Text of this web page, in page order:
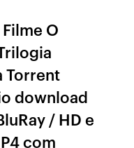
O
Torrent
download
/ HD e
com